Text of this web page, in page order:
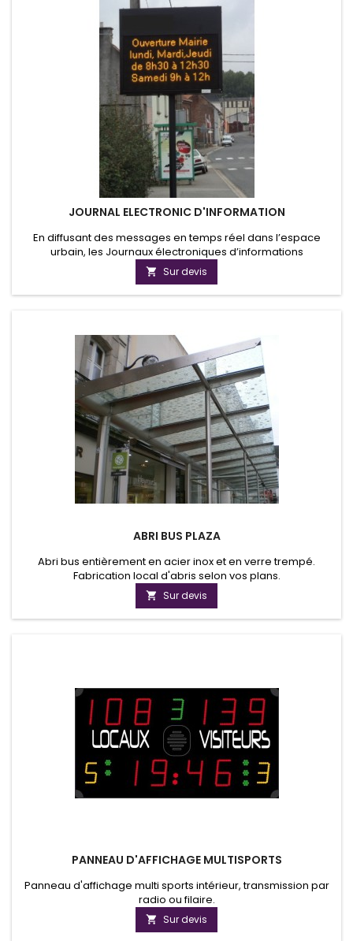
JOURNAL ELECTRONIC D'INFORMATION
En diffusant des messages en temps réel dans l’espace
urbain, les Journaux électroniques d’informations
municipales permettent aux citoyens d’être au cœur de
l’actualité locale. Ils permettent aux associations locales de
communiquer avec leurs adhérents, aux services
 Sur devis
ABRI BUS PLAZA
Abri bus entièrement en acier inox et en verre trempé.
Fabrication local d'abris selon vos plans.
 Sur devis
PANNEAU D'AFFICHAGE MULTISPORTS
Panneau d'affichage multi sports intérieur, transmission par
radio ou filaire.
 Sur devis